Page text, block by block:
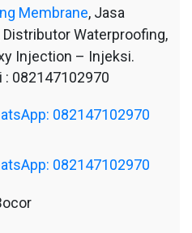
Membrane, Jasa
Waterproofing,
Injection – Injeksi.
: 082147102970
082147102970
082147102970